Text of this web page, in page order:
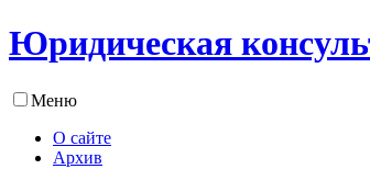
Юридическая
Меню
О сайте
Архив